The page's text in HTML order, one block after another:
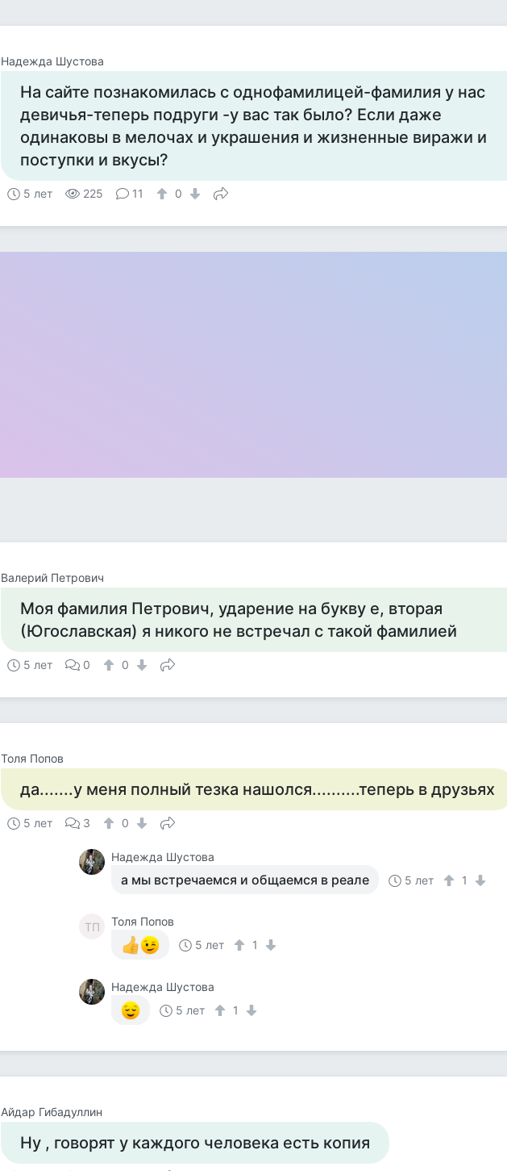
Надежда Шустова
На сайте познакомилась с однофамилицей-фамилия у нас
девичья-теперь подруги -у вас так было? Если даже
одинаковы в мелочах и украшения и жизненные виражи и
поступки и вкусы?
5 лет 225 11 0
Валерий Петрович
Моя фамилия Петрович, ударение на букву е, вторая
(Югославская) я никого не встречал с такой фамилией
5 лет 0 0
Толя Попов
да.......у меня полный тезка нашолся..........теперь в друзьях
5 лет 3 0
Надежда Шустова
а мы встречаемся и общаемся в реале 5 лет 1
ТП
Толя Попов
5 лет
1
Надежда Шустова
5 лет
1
Айдар Гибадуллин
Ну , говорят у каждого человека есть копия